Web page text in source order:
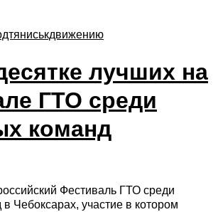
лучших на
ГТО среди
команд
Фестиваль ГТО среди
Чебоксарах, участие в котором